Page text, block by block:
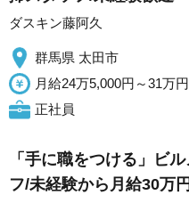
ダスキン藤阿久
群馬県 太田市
月給24万5,000円～31万円
正社員
「手に職をつける」ビ
フ/未経験から月給30万